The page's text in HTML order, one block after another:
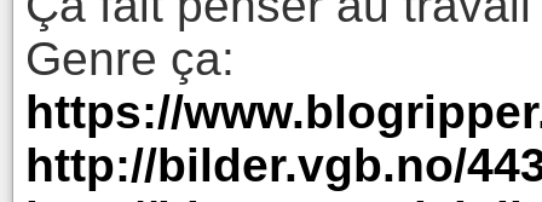
Genre ça:
https://
http://bilder.vgb.no/